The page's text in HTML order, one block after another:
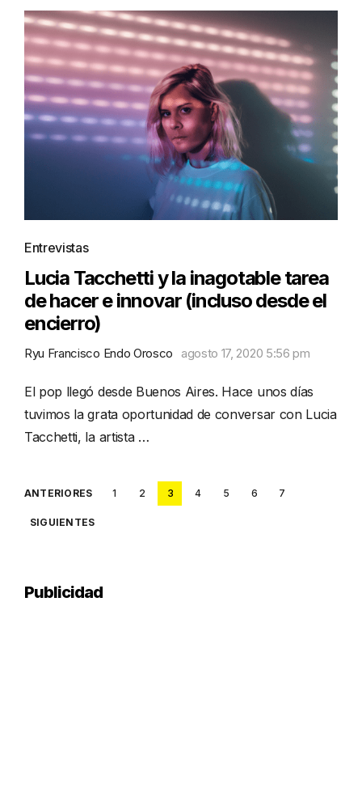
Entrevistas
Lucia Tacchetti y la inagotable tarea
de hacer e innovar (incluso desde el
encierro)
Ryu Francisco Endo Orosco agosto 17, 2020 5:56 pm
El pop llegó desde Buenos Aires. Hace unos días
tuvimos la grata oportunidad de conversar con Lucia
Tacchetti, la artista …
Posts
pagination
ANTERIORES 1 2 3 4 5 6 7
SIGUIENTES
Publicidad